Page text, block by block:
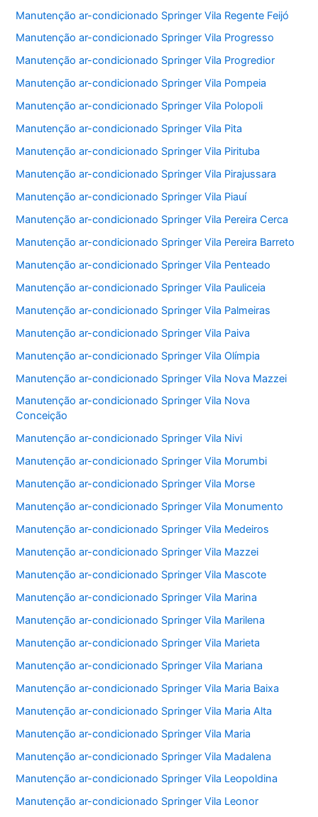
Manutenção ar-condicionado Springer Vila Regente Feijó
Manutenção ar-condicionado Springer Vila Progresso
Manutenção ar-condicionado Springer Vila Progredior
Manutenção ar-condicionado Springer Vila Pompeia
Manutenção ar-condicionado Springer Vila Polopoli
Manutenção ar-condicionado Springer Vila Pita
Manutenção ar-condicionado Springer Vila Pirituba
Manutenção ar-condicionado Springer Vila Pirajussara
Manutenção ar-condicionado Springer Vila Piauí
Manutenção ar-condicionado Springer Vila Pereira Cerca
Manutenção ar-condicionado Springer Vila Pereira Barreto
Manutenção ar-condicionado Springer Vila Penteado
Manutenção ar-condicionado Springer Vila Pauliceia
Manutenção ar-condicionado Springer Vila Palmeiras
Manutenção ar-condicionado Springer Vila Paiva
Manutenção ar-condicionado Springer Vila Olímpia
Manutenção ar-condicionado Springer Vila Nova Mazzei
Manutenção ar-condicionado Springer Vila Nova
Conceição
Manutenção ar-condicionado Springer Vila Nivi
Manutenção ar-condicionado Springer Vila Morumbi
Manutenção ar-condicionado Springer Vila Morse
Manutenção ar-condicionado Springer Vila Monumento
Manutenção ar-condicionado Springer Vila Medeiros
Manutenção ar-condicionado Springer Vila Mazzei
Manutenção ar-condicionado Springer Vila Mascote
Manutenção ar-condicionado Springer Vila Marina
Manutenção ar-condicionado Springer Vila Marilena
Manutenção ar-condicionado Springer Vila Marieta
Manutenção ar-condicionado Springer Vila Mariana
Manutenção ar-condicionado Springer Vila Maria Baixa
Manutenção ar-condicionado Springer Vila Maria Alta
Manutenção ar-condicionado Springer Vila Maria
Manutenção ar-condicionado Springer Vila Madalena
Manutenção ar-condicionado Springer Vila Leopoldina
Manutenção ar-condicionado Springer Vila Leonor